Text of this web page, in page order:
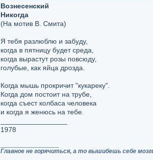
Вознесенский
Никогда
(На мотив В. Смита)
Я тебя разлюблю и забуду,
когда в пятницу будет среда,
когда вырастут розы повсюду,
голубые, как яйца дрозда.
Когда мышь прокричит "кукареку".
Когда дом постоит на трубе,
когда съест колбаса человека
и когда я женюсь на тебе.
1978
Главное не горячиться, а то вышибешь себе